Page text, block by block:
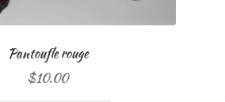
Pantoufle rouge
$10.00